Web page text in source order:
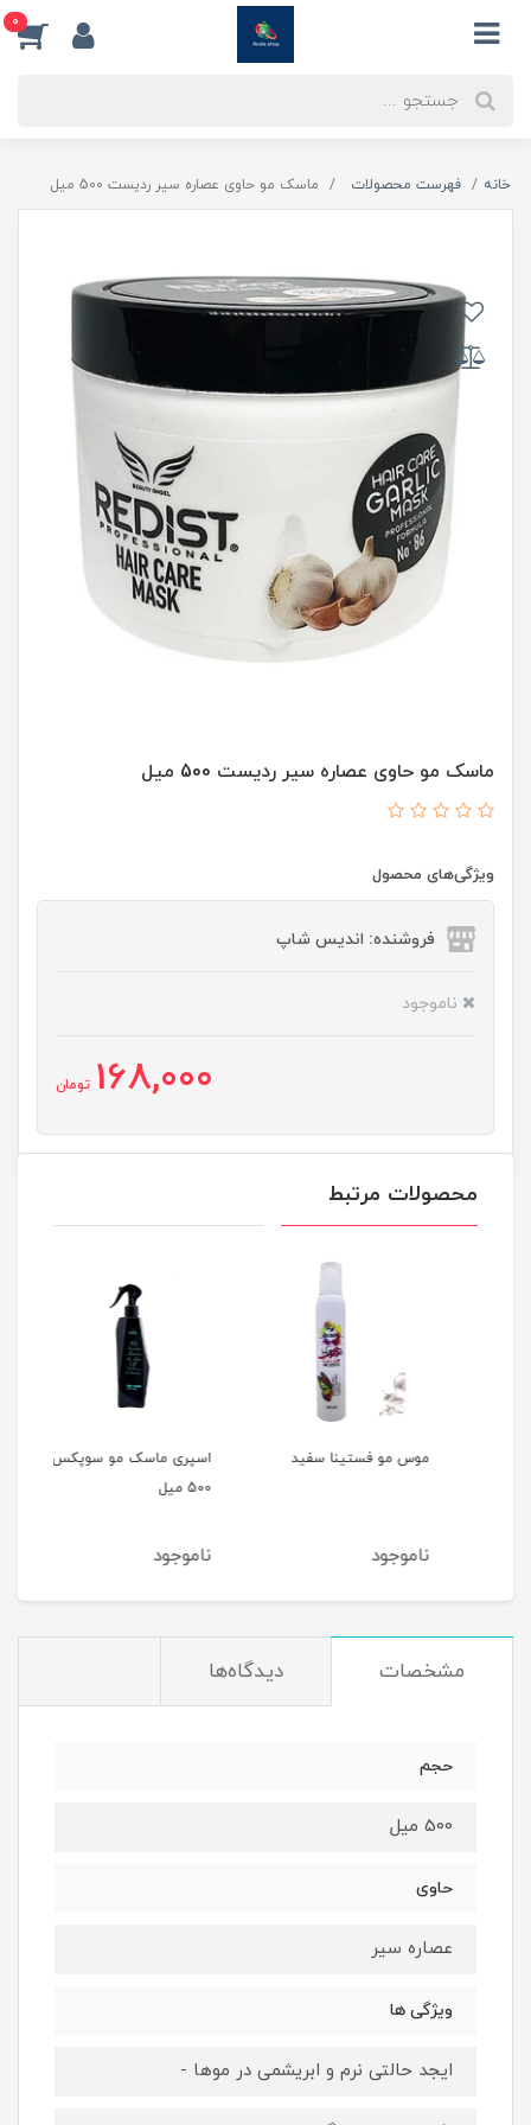
0
خانه فهرست محصولات ماسک مو حاوی عصاره سیر ردیست 500 میل
ماسک مو حاوی عصاره سیر ردیست 500 میل
ویژگی‌های محصول
فروشنده: اندیس شاپ
ناموجود
168,000 تومان
محصولات مرتبط
موس مو فستینا سفید
ناموجود
اسپری ماسک مو سوپکس
ناموجود
مشخصات دیدگاه‌ها
حجم
500 میل
حاوی
عصاره سیر
ویژگی ها
ایجد حالتی نرم و ابریشمی در موها -